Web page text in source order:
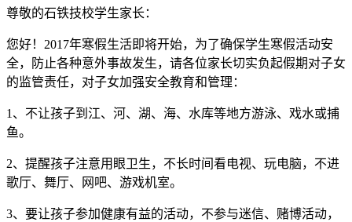
尊敬的石铁技校学生家长：
您好！2017年寒假生活即将开始，为了确保学生寒假活动安
全，防止各种意外事故发生，请各位家长切实负起假期对子女
的监管责任，对子女加强安全教育和管理：
1、不让孩子到江、河、湖、海、水库等地方游泳、戏水或捕
鱼。
2、提醒孩子注意用眼卫生，不长时间看电视、玩电脑，不进
歌厅、舞厅、网吧、游戏机室。
3、要让孩子参加健康有益的活动，不参与迷信、赌博活动，